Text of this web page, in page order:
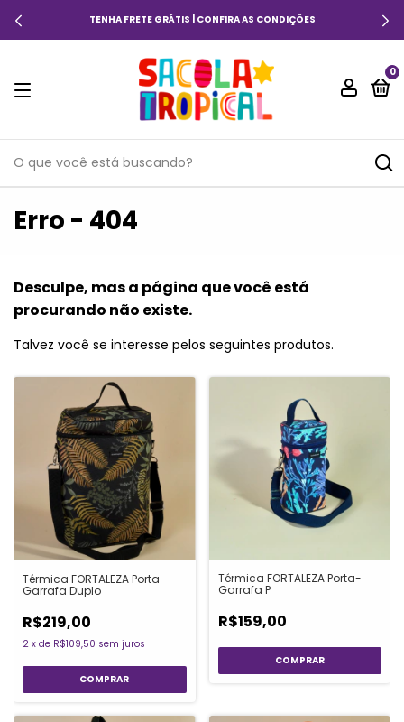
TENHA FRETE GRÁTIS | CONFIRA AS CONDIÇÕES
0
Erro - 404
Desculpe, mas a página que você está
procurando não existe.
Talvez você se interesse pelos seguintes produtos.
Térmica FORTALEZA Porta-
Garrafa Duplo
R$219,00
2 x de R$109,50 sem juros
Térmica FORTALEZA Porta-
Garrafa P
R$159,00